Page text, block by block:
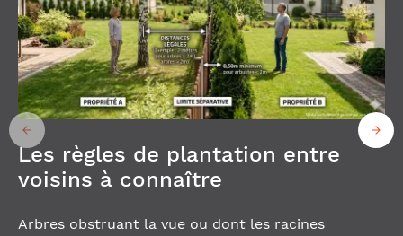
Les règles de plantation entre
voisins à connaître
Arbres obstruant la vue ou dont les racines